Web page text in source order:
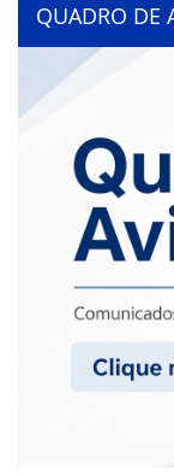
QUADRO DE